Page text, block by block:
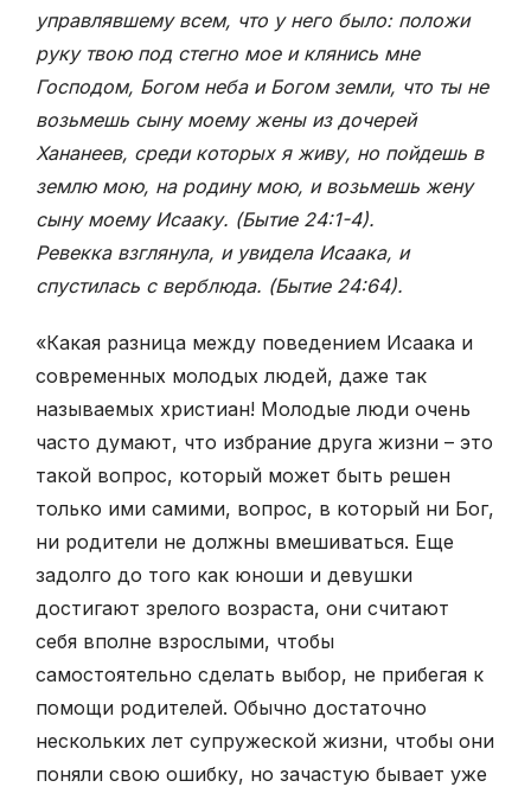
управлявшему всем, что у него было: положи
руку твою под стегно мое и клянись мне
Господом, Богом неба и Богом земли, что ты не
возьмешь сыну моему жены из дочерей
Хананеев, среди которых я живу, но пойдешь в
землю мою, на родину мою, и возьмешь жену
сыну моему Исааку. (Бытие 24:1-4).
Ревекка взглянула, и увидела Исаака, и
спустилась с верблюда. (Бытие 24:64).
«Какая разница между поведением Исаака и
современных молодых людей, даже так
называемых христиан! Молодые люди очень
часто думают, что избрание друга жизни – это
такой вопрос, который может быть решен
только ими самими, вопрос, в который ни Бог,
ни родители не должны вмешиваться. Еще
задолго до того как юноши и девушки
достигают зрелого возраста, они считают
себя вполне взрослыми, чтобы
самостоятельно сделать выбор, не прибегая к
помощи родителей. Обычно достаточно
нескольких лет супружеской жизни, чтобы они
поняли свою ошибку, но зачастую бывает уже